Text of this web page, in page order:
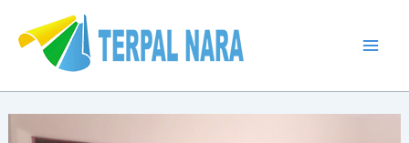
konten
navigation